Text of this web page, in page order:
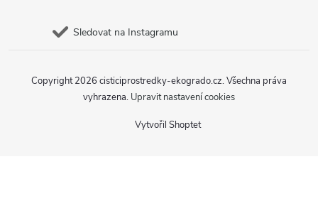
Sledovat na Instagramu
Vytvořil Shoptet
Copyright 2026 cisticiprostredky-ekogrado.cz. Všechna práva
vyhrazena. Upravit nastavení cookies